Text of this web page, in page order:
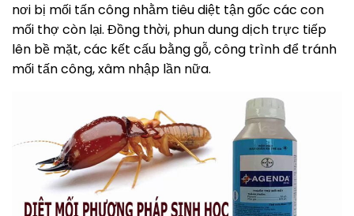
nơi bị mối tấn công nhằm tiêu diệt tận gốc các con
mối thợ còn lại. Đồng thời, phun dung dịch trực tiếp
lên bề mặt, các kết cấu bằng gỗ, công trình để tránh
mối tấn công, xâm nhập lần nữa.